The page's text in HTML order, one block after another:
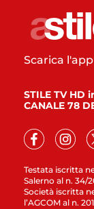
Testata iscritta
Salerno al n. 34/
Società iscritta
l’AGCOM al n.
Scarica l'app
STILE TV HD
CANALE 78